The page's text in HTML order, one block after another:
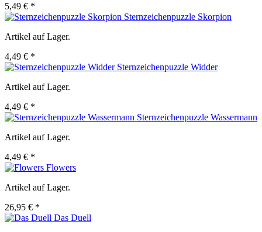
5,49 € *
Sternzeichenpuzzle Skorpion
Artikel auf Lager.
4,49 € *
Sternzeichenpuzzle Widder
Artikel auf Lager.
4,49 € *
Sternzeichenpuzzle Wassermann
Artikel auf Lager.
4,49 € *
Flowers
Artikel auf Lager.
26,95 € *
Das Duell